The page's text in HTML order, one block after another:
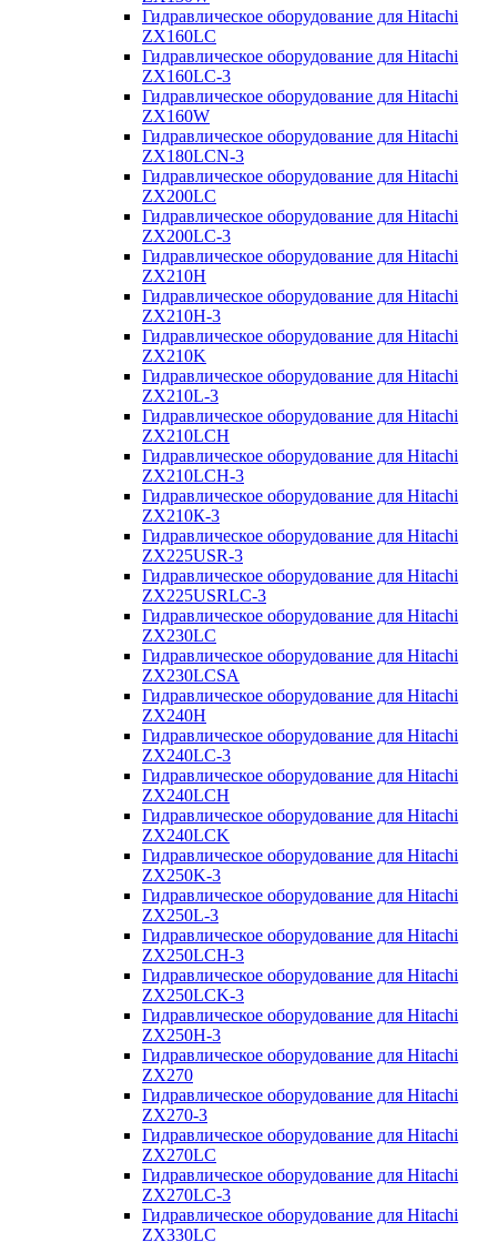
Гидравлическое оборудование для Hitachi
ZX160LC
Гидравлическое оборудование для Hitachi
ZX160LC-3
Гидравлическое оборудование для Hitachi
ZX160W
Гидравлическое оборудование для Hitachi
ZX180LCN-3
Гидравлическое оборудование для Hitachi
ZX200LC
Гидравлическое оборудование для Hitachi
ZX200LC-3
Гидравлическое оборудование для Hitachi
ZX210H
Гидравлическое оборудование для Hitachi
ZX210H-3
Гидравлическое оборудование для Hitachi
ZX210K
Гидравлическое оборудование для Hitachi
ZX210L-3
Гидравлическое оборудование для Hitachi
ZX210LCH
Гидравлическое оборудование для Hitachi
ZX210LCH-3
Гидравлическое оборудование для Hitachi
ZX210К-3
Гидравлическое оборудование для Hitachi
ZX225USR-3
Гидравлическое оборудование для Hitachi
ZX225USRLC-3
Гидравлическое оборудование для Hitachi
ZX230LC
Гидравлическое оборудование для Hitachi
ZX230LCSA
Гидравлическое оборудование для Hitachi
ZX240H
Гидравлическое оборудование для Hitachi
ZX240LC-3
Гидравлическое оборудование для Hitachi
ZX240LCH
Гидравлическое оборудование для Hitachi
ZX240LCK
Гидравлическое оборудование для Hitachi
ZX250K-3
Гидравлическое оборудование для Hitachi
ZX250L-3
Гидравлическое оборудование для Hitachi
ZX250LCH-3
Гидравлическое оборудование для Hitachi
ZX250LCK-3
Гидравлическое оборудование для Hitachi
ZX250Н-3
Гидравлическое оборудование для Hitachi
ZX270
Гидравлическое оборудование для Hitachi
ZX270-3
Гидравлическое оборудование для Hitachi
ZX270LC
Гидравлическое оборудование для Hitachi
ZX270LC-3
Гидравлическое оборудование для Hitachi
ZX330LC